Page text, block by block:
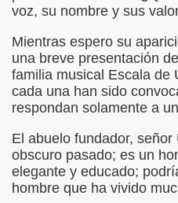
voz, su nombre y sus
Mientras espero su
una breve presentación
familia musical Escala de
cada una han sido
respondan solamente a
El abuelo fundador,
obscuro pasado; es un
elegante y educado;
hombre que ha vivido
de l'Adolescència en
a Desarrollar CRE Joan
en Peligro de Extinción
Todos (Pedro Zurita)
Borrás)
Social, Córdoba 03-